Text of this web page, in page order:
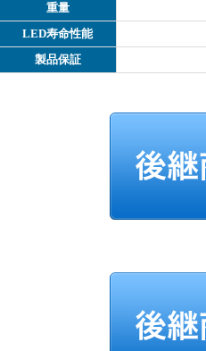
重量
LED寿命性能
製品保証